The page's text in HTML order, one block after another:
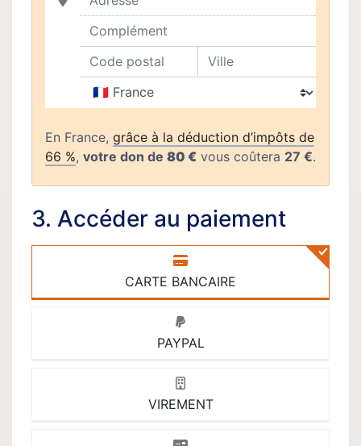
Adresse
Complément
Code postal
En France, grâce à la déduction d’impôts de
66 %, votre don de 80 € vous coûtera 27 €.
3. Accéder au paiement
CARTE BANCAIRE
PAYPAL
VIREMENT